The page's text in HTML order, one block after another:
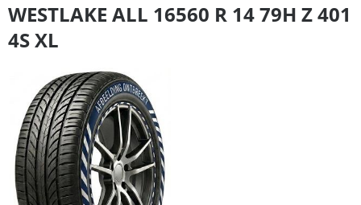
WESTLAKE ALL 16560 R 14 79H Z 401
4S XL